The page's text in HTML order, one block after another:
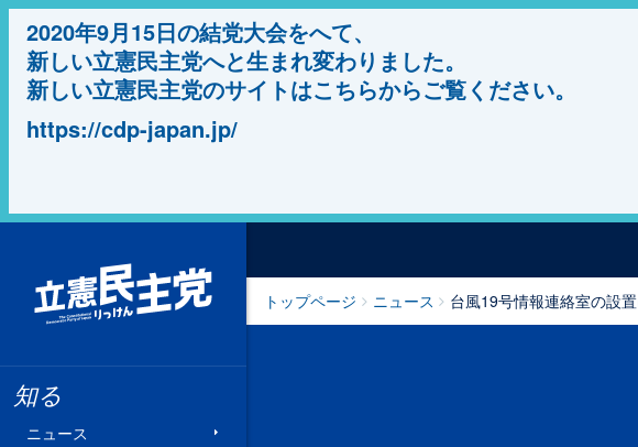
2020年9月15日の結党大会をへて、
新しい立憲民主党へと生まれ変わりました。
新しい立憲民主党のサイトはこちらからご覧ください。
https://cdp-japan.jp/
知る
ニュース
トップページ ニュース 台風19号情報連絡室の設